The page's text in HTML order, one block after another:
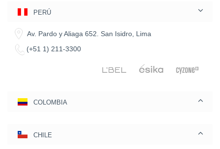
PERÚ
Av. Pardo y Aliaga 652. San Isidro, Lima
(+51 1) 211-3300
COLOMBIA
CHILE